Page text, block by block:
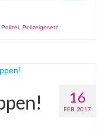
Polizei Polizeigesetz
16
FEB. 2017